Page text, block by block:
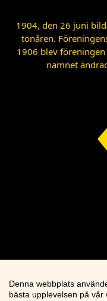
1904, den 26 juni
tonåren.
1906 blev
namnet
Denna webbplats
bästa upplevelsen på vår